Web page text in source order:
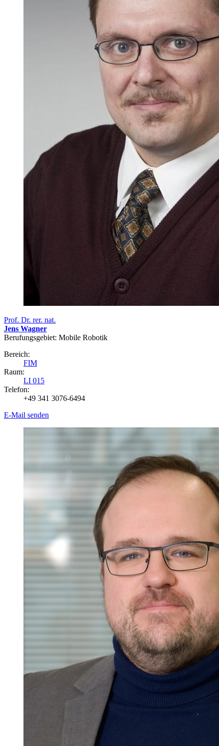
Prof. Dr. rer. nat.
Jens Wagner
Berufungsgebiet: Mobile Robotik
Bereich:
FIM
Raum:
LI 015
Telefon:
+49 341 3076-6494
E-Mail senden